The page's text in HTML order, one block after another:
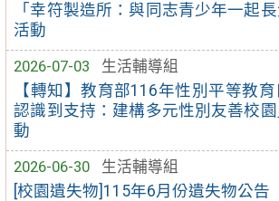
「幸符製造所：與同志青少年一起
活動
2026-07-03
生活輔導組
【轉知】教育部116年性別平等教
認識到支持：建構多元性別友善校
動
2026-06-30
生活輔導組
[校園遺失物]115年6月份遺失物公告